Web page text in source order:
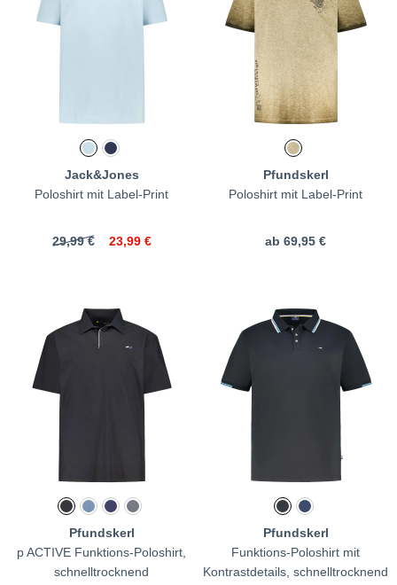
Jack&Jones
Poloshirt mit Label-Print
29,99 € 23,99 €
Pfundskerl
Poloshirt mit Label-Print
ab 69,95 €
Pfundskerl
p ACTIVE Funktions-Poloshirt,
schnelltrocknend
Pfundskerl
Funktions-Poloshirt mit
Kontrastdetails, schnelltrocknend